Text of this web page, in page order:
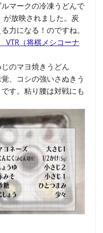
マークの冷凍うどんで
が放映されました。炭
力になる！のですね。
（将棋メシコーナ
のマヨ焼きうどん
、コシの強いさぬきう
す。粘り腰は対戦にも